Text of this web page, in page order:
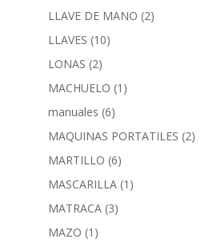
LLAVE DE MANO (2)
LLAVES (10)
LONAS (2)
MACHUELO (1)
manuales (6)
MAQUINAS PORTATILES (2)
MARTILLO (6)
MASCARILLA (1)
MATRACA (3)
MAZO (1)